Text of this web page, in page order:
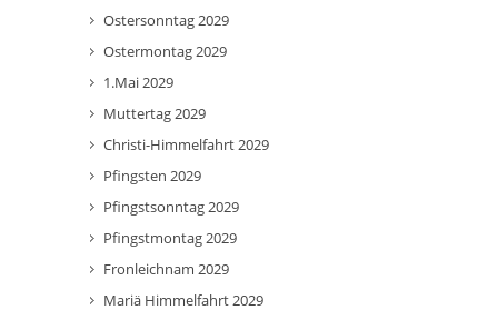
Ostersonntag 2029
Ostermontag 2029
1.Mai 2029
Muttertag 2029
Christi-Himmelfahrt 2029
Pfingsten 2029
Pfingstsonntag 2029
Pfingstmontag 2029
Fronleichnam 2029
Mariä Himmelfahrt 2029